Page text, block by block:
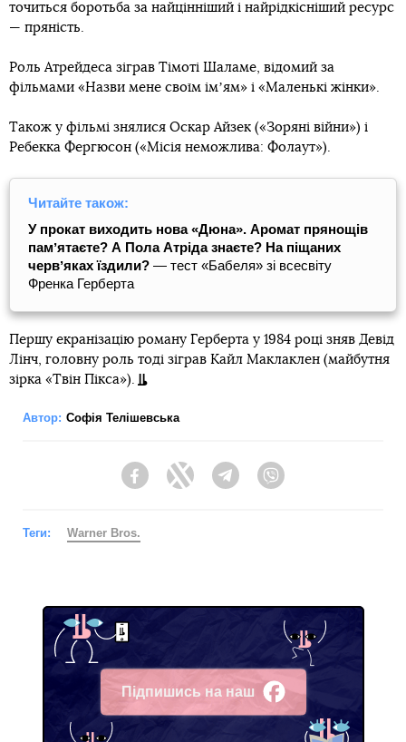
точиться боротьба за найцінніший і найрідкісніший ресурс
— пряність.
Роль Aтрейдеса зіграв Тімоті Шаламе, відомий за
фільмами «Назви мене своїм імʼям» і «Маленькі жінки».
Також у фільмі знялися Оскар Айзек («Зоряні війни») і
Ребекка Фергюсон («Місія неможлива: Фолаут»).
Читайте також:
У прокат виходить нова «Дюна». Аромат прянощів
памʼятаєте? А Пола Атріда знаєте? На піщаних
червʼяках їздили? — тест «Бабеля» зі всесвіту
Френка Герберта
Першу екранізацію роману Герберта у 1984 році зняв Девід
Лінч, головну роль тоді зіграв Кайл Маклаклен (майбутня
зірка «Твін Пікса»).
Автор: Софія Телішевська
FacebookTwitter Telegram
Теги: Warner Bros.
Підпишись на наш
Facebook